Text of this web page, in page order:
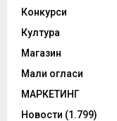
Конкурси
Култура
Магазин
Мали огласи
МАРКЕТИНГ
Новости (1.799)